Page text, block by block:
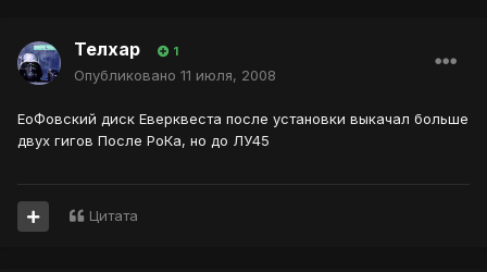
Телхар 1
Опубликовано 11 июля, 2008
ЕоФовский диск Еверквеста после установки выкачал больше
двух гигов После РоКа, но до ЛУ45
Цитата